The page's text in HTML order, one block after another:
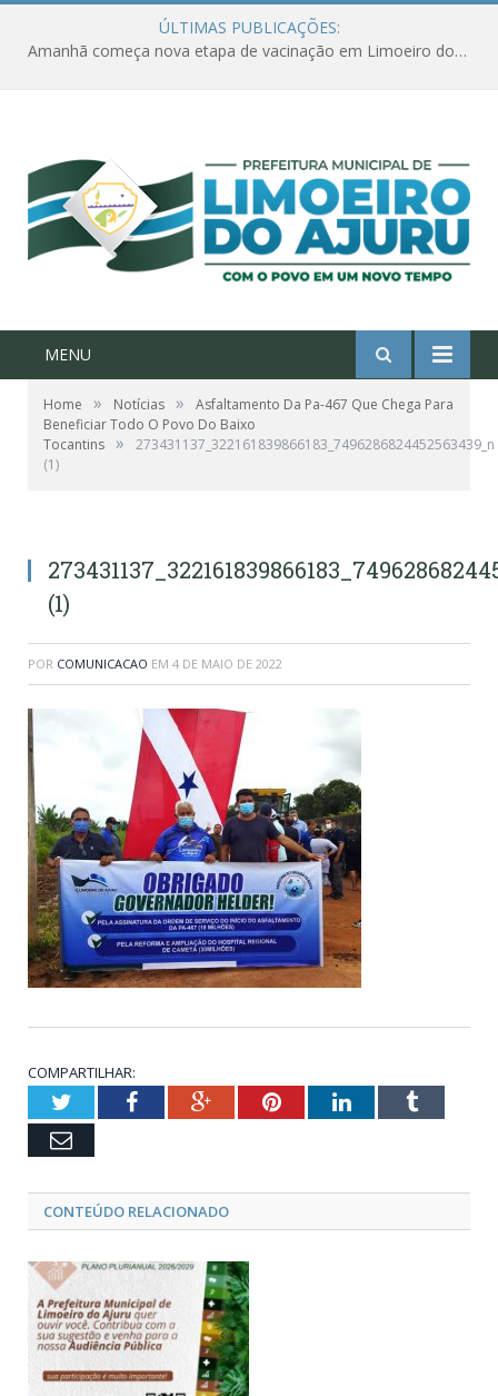
ÚLTIMAS PUBLICAÇÕES:
Amanhã começa nova etapa de vacinação em Limoeiro do Ajuru para idosos com 65 ou mais
MENU
Home » Notícias »
Asfaltamento Da Pa-467 Que Chega Para
Beneficiar Todo O Povo Do Baixo
Tocantins »
273431137_322161839866183_7496286824452563439_n
(1)
(1)
POR COMUNICACAO EM 4 DE MAIO DE 2022
COMPARTILHAR:
TwitterFacebookGoogle+PinterestLinkedInTumblr
Email
CONTEÚDO RELACIONADO